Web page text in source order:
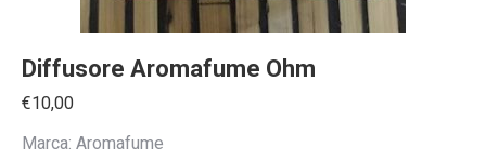
Diffusore Aromafume Ohm
€10,00
Marca: Aromafume